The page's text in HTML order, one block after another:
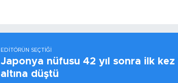
EDITÖRÜN SEÇTIĞI
Japonya nüfusu 42 yıl sonra ilk kez
altına düştü